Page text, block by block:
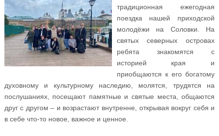
традиционная ежегодная
поездка нашей приходской
молодёжи на Соловки. На
святых северных островах
ребята знакомятся с
историей края и
приобщаются к его богатому
духовному и культурному наследию, молятся, трудятся на
послушаниях, посещают памятные и святые места, общаются
друг с другом – и возрастают внутренне, открывая вокруг себя и
в себе что-то новое, важное и ценное.